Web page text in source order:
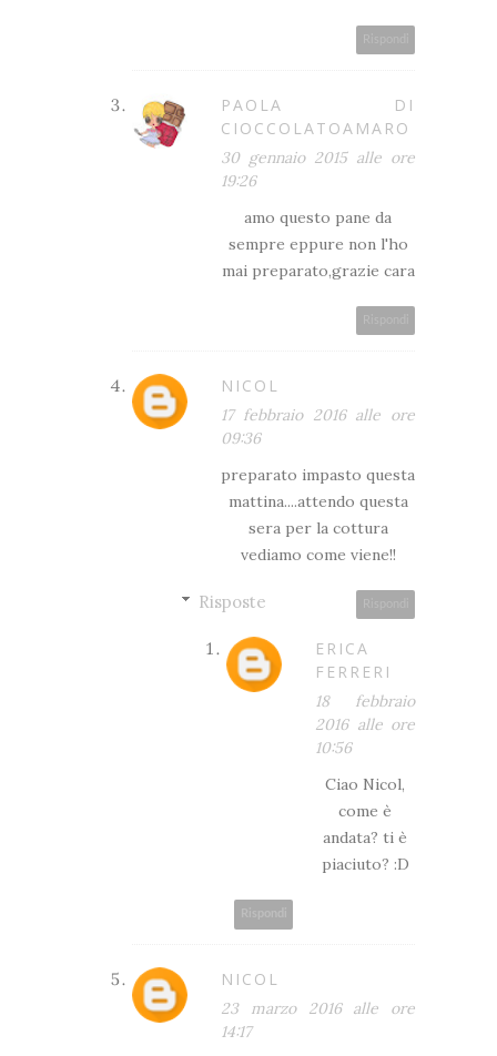
PAOLA DI
CIOCCOLATOAMARO
30 gennaio 2015 alle ore
19:26
amo questo pane da
sempre eppure non l'ho
mai preparato,grazie cara
NICOL
17 febbraio 2016 alle ore
09:36
preparato impasto questa
mattina....attendo questa
sera per la cottura
vediamo come viene!!
Risposte
ERICA
FERRERI
18 febbraio
2016 alle ore
10:56
Ciao Nicol,
come è
andata? ti è
piaciuto? :D
NICOL
23 marzo 2016 alle ore
14:17